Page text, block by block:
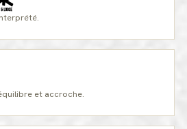
et accroche.